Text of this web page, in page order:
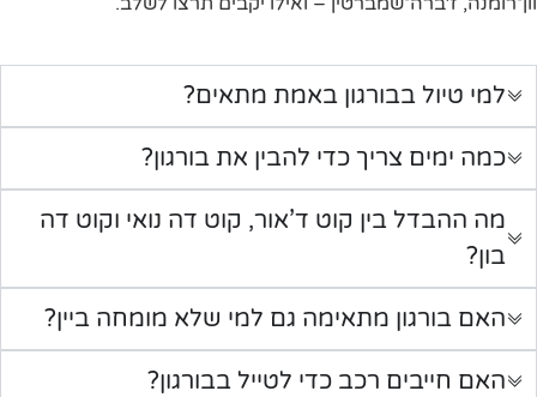
למי טיול בבורגון באמת מתאים?
כמה ימים צריך כדי להבין את בורגון?
מה ההבדל בין קוט ד’אור, קוט דה נואי וקוט דה
בון?
האם בורגון מתאימה גם למי שלא מומחה ביין?
האם חייבים רכב כדי לטייל בבורגון?